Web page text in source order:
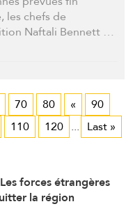
les chefs de
Naftali Bennett …
70 80 «
90
110 120 ... Last »
forces étrangères
la région